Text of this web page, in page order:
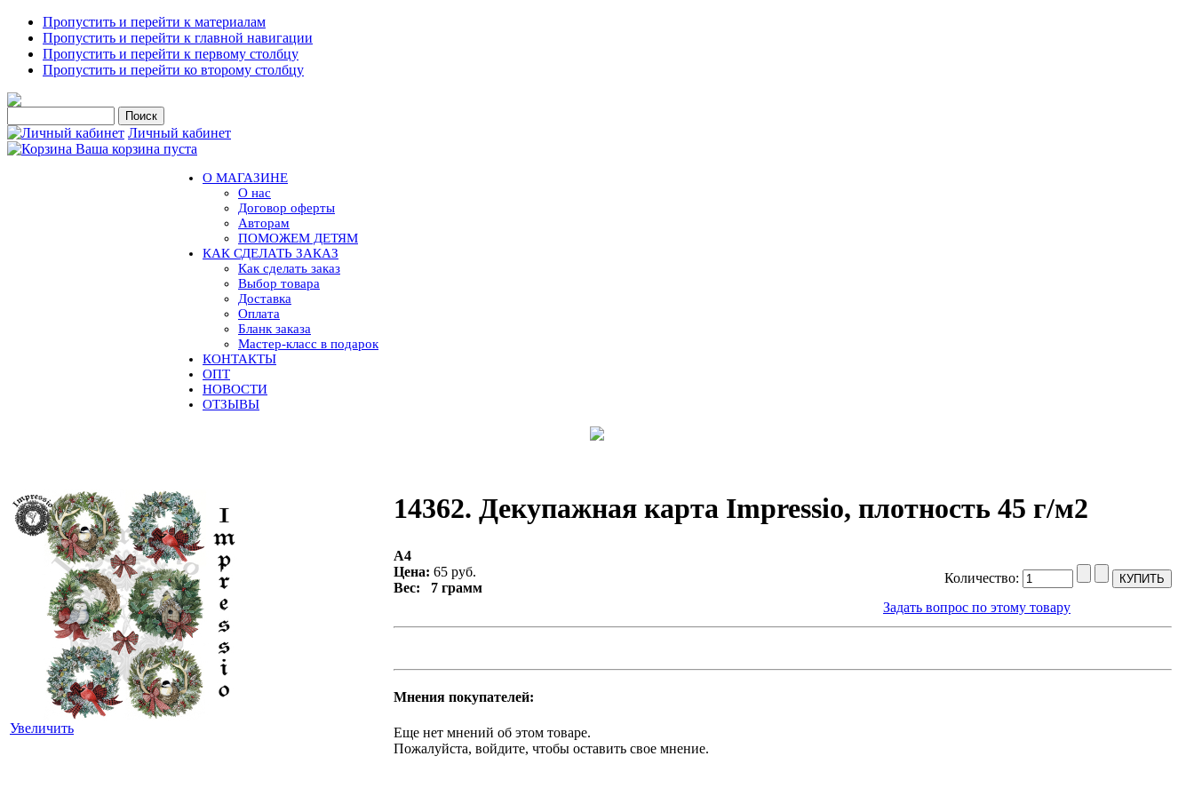
Пропустить и перейти к материалам
Пропустить и перейти к главной навигации
Пропустить и перейти к первому столбцу
Пропустить и перейти ко второму столбцу
Личный кабинет
Ваша корзина пуста
О МАГАЗИНЕ
О нас
Договор оферты
Авторам
ПОМОЖЕМ ДЕТЯМ
КАК СДЕЛАТЬ ЗАКАЗ
Как сделать заказ
Выбор товара
Доставка
Оплата
Бланк заказа
Мастер-класс в подарок
КОНТАКТЫ
ОПТ
НОВОСТИ
ОТЗЫВЫ
Увеличить
14362. Декупажная карта Impressio, плотность 45 г/м2
А4
Цена: 65 руб.
Вес: 7 грамм
Количество:
Задать вопрос по этому товару
Мнения покупателей:
Еще нет мнений об этом товаре.
Пожалуйста, войдите, чтобы оставить свое мнение.